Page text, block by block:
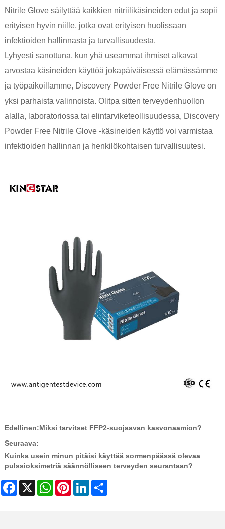
Nitrile Glove säilyttää kaikkien nitriilikäsineiden edut ja sopii
erityisen hyvin niille, jotka ovat erityisen huolissaan
infektioiden hallinnasta ja turvallisuudesta.
Lyhyesti sanottuna, kun yhä useammat ihmiset alkavat
arvostaa käsineiden käyttöä jokapäiväisessä elämässämme
ja työpaikoillamme, Discovery Powder Free Nitrile Glove on
yksi parhaista valinnoista. Olitpa sitten terveydenhuollon
alalla, laboratoriossa tai elintarviketeollisuudessa, Discovery
Powder Free Nitrile Glove -käsineiden käyttö voi varmistaa
infektioiden hallinnan ja henkilökohtaisen turvallisuutesi.
Edellinen:Miksi tarvitset FFP2-suojaavan kasvonaamion?
Seuraava:
Kuinka usein minun pitäisi käyttää sormenpäässä olevaa
pulssioksimetriä säännölliseen terveyden seurantaan?
Facebook
X WhatsAppPinterestLinkedIn